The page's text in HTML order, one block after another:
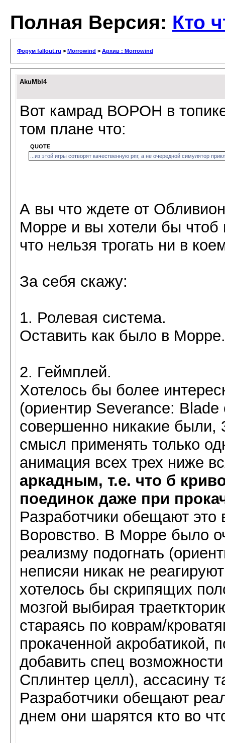
Полная Версия: Кто
Форум fallout.ru > Morrowind > Архив : Morrowind
AkuMbl4
Вот камрад ВОРОН в
том плане что:
QUOTE
...из этой игры сотворят качественную рпг, а не очередной симулятор
А вы что ждете от
Морре и вы хотели бы чтоб
что нельзя трогать ни в
За себя скажу:
1. Ролевая система.
Оставить как было в
2. Геймплей.
Хотелось бы более
(ориентир Severance:
совершенно никакие были,
смысл применять только
анимация всех трех ниже
аркадным, т.е. что б
поединок даже при
Разработчики обещают это
Воровство. В Морре было
реализму подогнать
неписяи никак не
хотелось бы скрипящих
мозгой выбирая
стараясь по коврам/
прокаченной акробатикой,
добавить спец
Сплинтер целл), ассасину
Разработчики обещают
днем они шарятся кто во